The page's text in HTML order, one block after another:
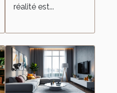
réalité est...